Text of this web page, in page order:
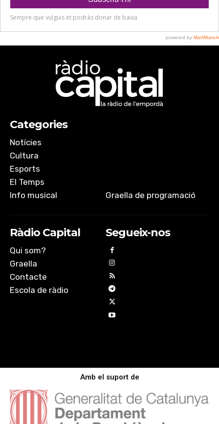
Categories
Notícies
Cultura
Esports
El Temps
Info musical
Graella de programació
Ràdio Capital
Qui som?
Graella
Contacte
Escola de ràdio
Segueix-nos
Amb el suport de